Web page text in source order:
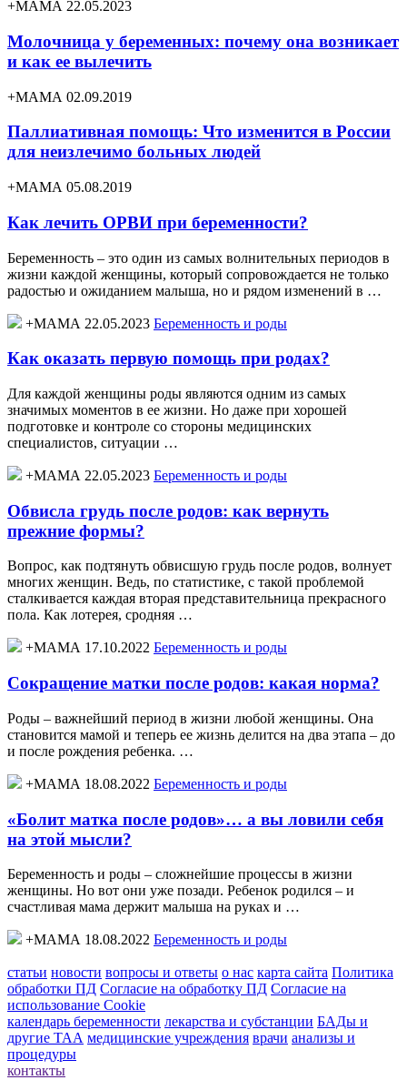
+МАМА 22.05.2023
Молочница у беременных: почему она возникает
и как ее вылечить
+МАМА 02.09.2019
Паллиативная помощь: Что изменится в России
для неизлечимо больных людей
+МАМА 05.08.2019
Как лечить ОРВИ при беременности?
Беременность – это один из самых волнительных периодов в
жизни каждой женщины, который сопровождается не только
радостью и ожиданием малыша, но и рядом изменений в …
+МАМА 22.05.2023 Беременность и роды
Как оказать первую помощь при родах?
Для каждой женщины роды являются одним из самых
значимых моментов в ее жизни. Но даже при хорошей
подготовке и контроле со стороны медицинских
специалистов, ситуации …
+МАМА 22.05.2023 Беременность и роды
Обвисла грудь после родов: как вернуть
прежние формы?
Вопрос, как подтянуть обвисшую грудь после родов, волнует
многих женщин. Ведь, по статистике, с такой проблемой
сталкивается каждая вторая представительница прекрасного
пола. Как лотерея, сродняя …
+МАМА 17.10.2022 Беременность и роды
Сокращение матки после родов: какая норма?
Роды – важнейший период в жизни любой женщины. Она
становится мамой и теперь ее жизнь делится на два этапа – до
и после рождения ребенка. …
+МАМА 18.08.2022 Беременность и роды
«Болит матка после родов»… а вы ловили себя
на этой мысли?
Беременность и роды – сложнейшие процессы в жизни
женщины. Но вот они уже позади. Ребенок родился – и
счастливая мама держит малыша на руках и …
+МАМА 18.08.2022 Беременность и роды
статьи новости вопросы и ответы о нас карта сайта Политика
обработки ПД Согласие на обработку ПД Согласие на
использование Cookie
календарь беременности лекарства и субстанции БАДы и
другие ТАА медицинские учреждения врачи анализы и
процедуры
контакты